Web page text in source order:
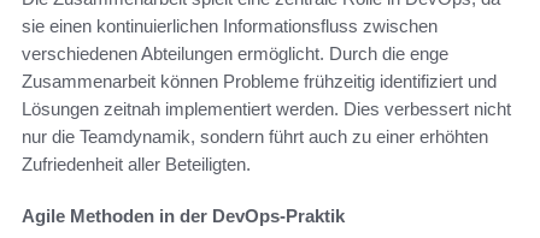
sie einen kontinuierlichen Informationsfluss zwischen
verschiedenen Abteilungen ermöglicht. Durch die enge
Zusammenarbeit können Probleme frühzeitig identifiziert und
Lösungen zeitnah implementiert werden. Dies verbessert nicht
nur die Teamdynamik, sondern führt auch zu einer erhöhten
Zufriedenheit aller Beteiligten.
Agile Methoden in der DevOps-Praktik